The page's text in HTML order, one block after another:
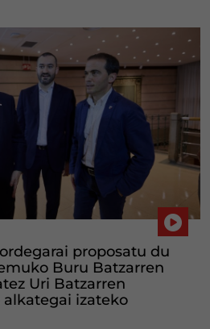
proposatu du
Buru Batzarren
Uri Batzarren
izateko